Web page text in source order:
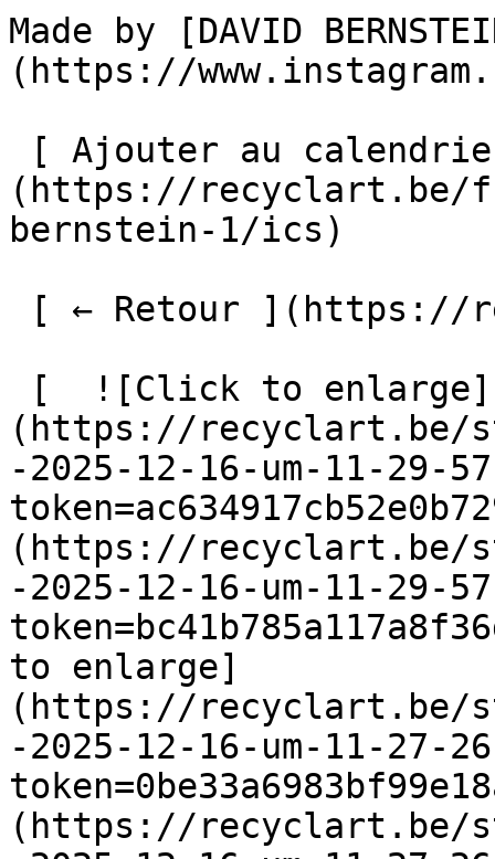
Made by [DAVID
(https://
(https://recyclart.be/
bernstein-1/ics)
(https://recyclart.be/
-2025-12-16-um-11-29-
(https://recyclart.be/
-2025-12-16-um-11-29-
to enlarge]
(https://recyclart.be/
-2025-12-16-um-11-27-
(https://recyclart.be/